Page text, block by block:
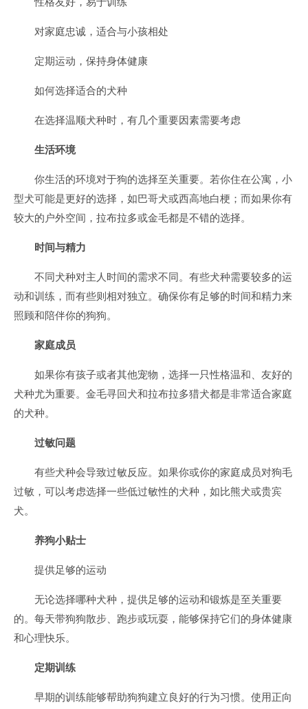
对家庭忠诚，适合与小孩相处
定期运动，保持身体健康
如何选择适合的犬种
在选择温顺犬种时，有几个重要因素需要考虑
生活环境
你生活的环境对于狗的选择至关重要。若你住在公寓，小
型犬可能是更好的选择，如巴哥犬或西高地白梗；而如果你有
较大的户外空间，拉布拉多或金毛都是不错的选择。
时间与精力
不同犬种对主人时间的需求不同。有些犬种需要较多的运
动和训练，而有些则相对独立。确保你有足够的时间和精力来
照顾和陪伴你的狗狗。
家庭成员
如果你有孩子或者其他宠物，选择一只性格温和、友好的
犬种尤为重要。金毛寻回犬和拉布拉多猎犬都是非常适合家庭
的犬种。
过敏问题
有些犬种会导致过敏反应。如果你或你的家庭成员对狗毛
过敏，可以考虑选择一些低过敏性的犬种，如比熊犬或贵宾
犬。
养狗小贴士
提供足够的运动
无论选择哪种犬种，提供足够的运动和锻炼是至关重要
的。每天带狗狗散步、跑步或玩耍，能够保持它们的身体健康
和心理快乐。
定期训练
早期的训练能够帮助狗狗建立良好的行为习惯。使用正向